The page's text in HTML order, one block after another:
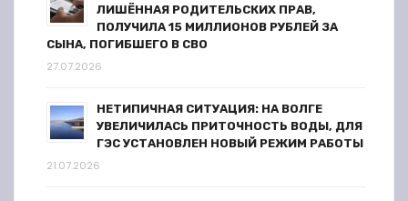
ЛИШЁННАЯ РОДИТЕЛЬСКИХ ПРАВ,
ПОЛУЧИЛА 15 МИЛЛИОНОВ РУБЛЕЙ ЗА
СЫНА, ПОГИБШЕГО В СВО
27.07.2026
НЕТИПИЧНАЯ СИТУАЦИЯ: НА ВОЛГЕ
УВЕЛИЧИЛАСЬ ПРИТОЧНОСТЬ ВОДЫ, ДЛЯ
ГЭС УСТАНОВЛЕН НОВЫЙ РЕЖИМ РАБОТЫ
21.07.2026